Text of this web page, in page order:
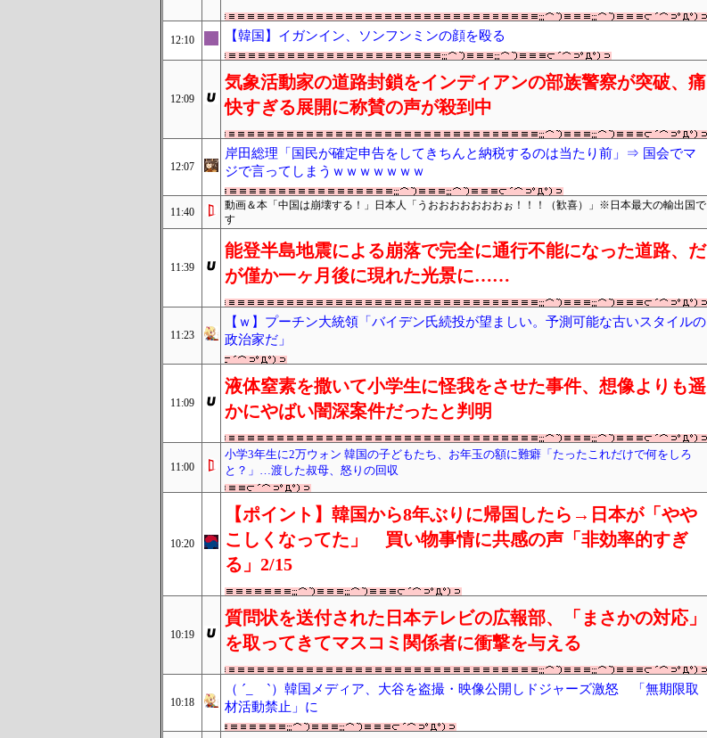
12:10 【韓国】イガンイン、ソンフンミンの顔を殴る
12:09
気象活動家の道路封鎖をインディアンの部族警察が突破、痛
快すぎる展開に称賛の声が殺到中
12:07
岸田総理「国民が確定申告をしてきちんと納税するのは当たり前」⇒ 国会でマ
ジで言ってしまうｗｗｗｗｗｗｗ
11:40
動画＆本「中国は崩壊する！」日本人「うおおおおおおおぉ！！！（歓喜）」※日本最大の輸出国で
す
11:39
能登半島地震による崩落で完全に通行不能になった道路、だ
が僅か一ヶ月後に現れた光景に……
11:23
【ｗ】プーチン大統領「バイデン氏続投が望ましい。予測可能な古いスタイルの
政治家だ」
11:09
液体窒素を撒いて小学生に怪我をさせた事件、想像よりも遥
かにやばい闇深案件だったと判明
11:00
小学3年生に2万ウォン 韓国の子どもたち、お年玉の額に難癖「たったこれだけで何をしろ
と？」…渡した叔母、怒りの回収
10:20
【ポイント】韓国から8年ぶりに帰国したら→日本が「やや
こしくなってた」 買い物事情に共感の声「非効率的すぎ
る」2/15
10:19
質問状を送付された日本テレビの広報部、「まさかの対応」
を取ってきてマスコミ関係者に衝撃を与える
10:18
（ ´_ゝ`）韓国メディア、大谷を盗撮・映像公開しドジャーズ激怒 「無期限取
材活動禁止」に